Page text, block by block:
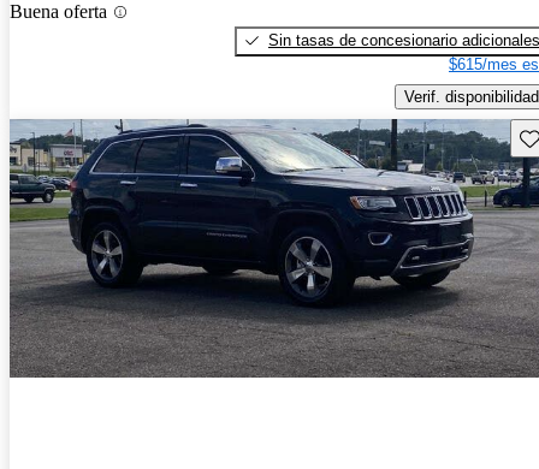
Buena oferta
Sin tasas de concesionario adicionales
$615/mes
Verif. disponibilidad